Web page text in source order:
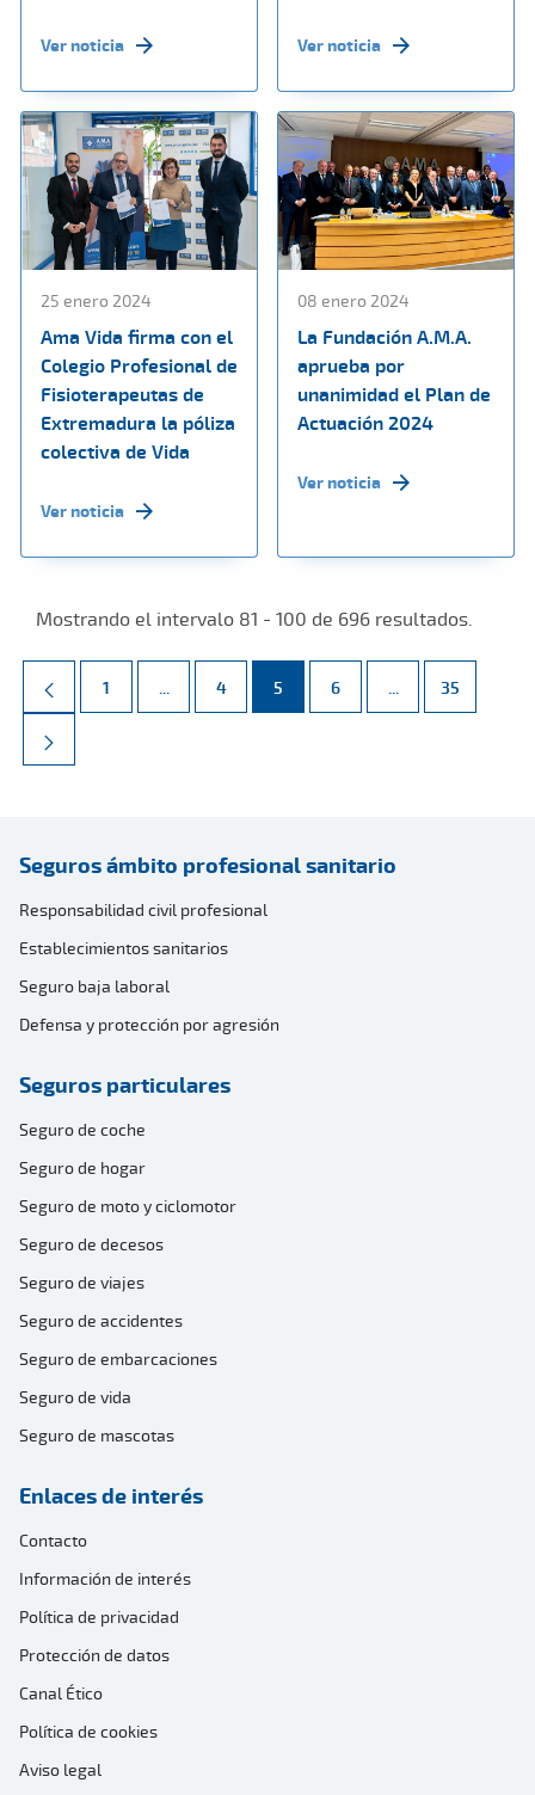
Ver noticia Ver noticia
25 enero 2024
Ama Vida firma con el
Colegio Profesional de
Fisioterapeutas de
Extremadura la póliza
colectiva de Vida
Ver noticia
08 enero 2024
La Fundación A.M.A.
aprueba por
unanimidad el Plan de
Actuación 2024
Ver noticia
Mostrando el intervalo 81 - 100 de 696 resultados.
Página
1 ... Páginas intermedias Use TAB para desplazarse.
Página
4 Página
5 Página
6 ... Páginas
Página
35
Seguros ámbito profesional sanitario
Responsabilidad civil profesional
Establecimientos sanitarios
Seguro baja laboral
Defensa y protección por agresión
Seguros particulares
Seguro de coche
Seguro de hogar
Seguro de moto y ciclomotor
Seguro de decesos
Seguro de viajes
Seguro de accidentes
Seguro de embarcaciones
Seguro de vida
Seguro de mascotas
Enlaces de interés
Contacto
Información de interés
Política de privacidad
Protección de datos
Canal Ético
Política de cookies
Aviso legal